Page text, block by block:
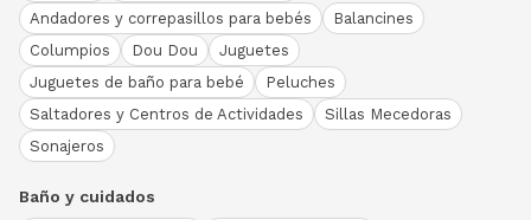
Andadores y correpasillos para bebés
Balancines
Columpios
Dou Dou
Juguetes
Juguetes de baño para bebé
Peluches
Saltadores y Centros de Actividades
Sillas Mecedoras
Sonajeros
Baño y cuidados